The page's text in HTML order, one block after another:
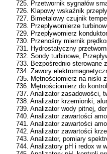
725. Przetwornik sygnałów
726. Klapowy wskaźnik
727. Bimetalowy czujnik
728. Przepływomierze
729. Przepływomierz
730. Przenośny miernik
731. Hydrostatyczny
732. Sondy turbinowe,
733. Bezpośrednio sterowane
734. Zawory
735. Mętnościomierz na niski
736. Mętnościomierz do
737. Analizator zasadowości,
738. Analizator krzemionki,
739. Analizator wody pitnej,
740. Analizator zawartości
741. Analizator zawartości
742. Analizator zawartości
743. Analizator, pomiary
744. Analizatory pH i redox w